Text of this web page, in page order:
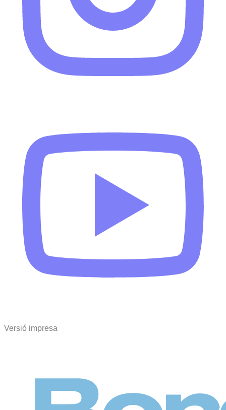
Versió impresa